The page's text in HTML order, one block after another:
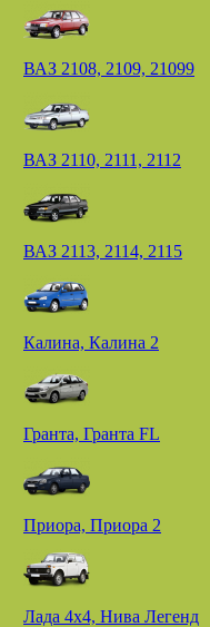
ВАЗ 2108, 2109, 21099
ВАЗ 2110, 2111, 2112
ВАЗ 2113, 2114, 2115
Калина, Калина 2
Гранта, Гранта FL
Приора, Приора 2
Лада 4х4, Нива Легенд